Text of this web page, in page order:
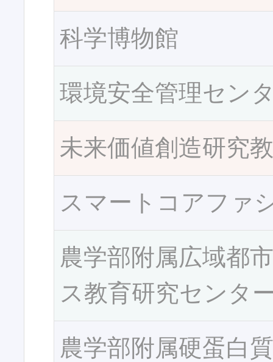
科学博物館
環境安全管理セン
未来価値創造研究
スマートコアファ
農学部附属広域都
ス教育研究センタ
農学部附属硬蛋白